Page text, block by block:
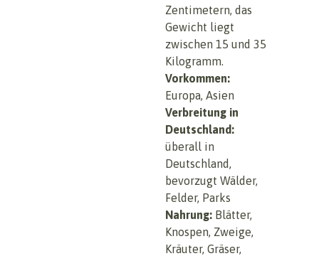
Zentimetern, das
Gewicht liegt
zwischen 15 und 35
Kilogramm.
Vorkommen:
Europa, Asien
Verbreitung in
Deutschland:
überall in
Deutschland,
bevorzugt Wälder,
Felder, Parks
Nahrung: Blätter,
Knospen, Zweige,
Kräuter, Gräser,